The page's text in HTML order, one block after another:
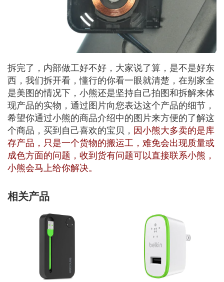
拆完了，内部做工好不好，大家说了算，是不是好东
西，我们拆开看，懂行的你看一眼就清楚，在别家全
是美图的情况下，小熊还是坚持自己拍图和拆解来体
现产品的实物，通过图片向您表达这个产品的细节，
希望你通过小熊的商品介绍中的图片来方便的了解这
个商品，买到自己喜欢的宝贝， 因小熊大多卖的是库
存产品，只是一个货物的搬运工，难免会出现质量或
成色方面的问题，收到货有问题可以直接联系小熊，
小熊会马上给你解决。
相关产品